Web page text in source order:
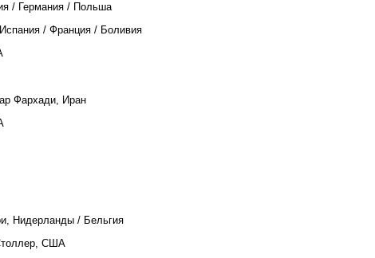
/ Германия / Польша
/ Франция / Боливия
Фархади, Иран
Нидерланды / Бельгия
США